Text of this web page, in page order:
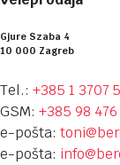
Gjure Szaba 4
10 000 Zagreb
Tel.: +385 1 3707
GSM: +385 98 476
e-pošta:
e-pošta: